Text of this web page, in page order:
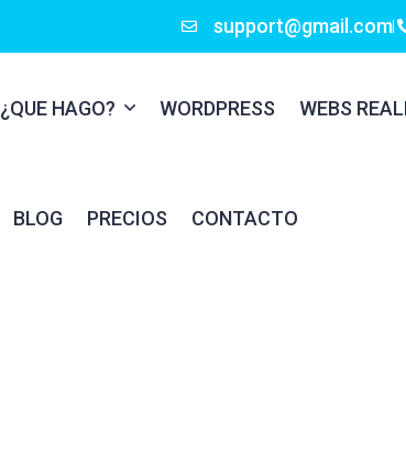
support@gmail.com
¿QUE HAGO? WORDPRESS WEBS
BLOG PRECIOS CONTACTO